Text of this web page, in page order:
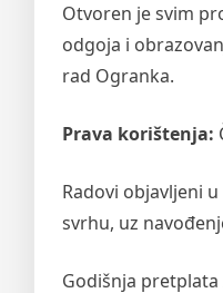
Otvoren je svim
odgoja i
rad Ogranka.
Prava korištenja:
Radovi objavljeni
svrhu, uz
Godišnja